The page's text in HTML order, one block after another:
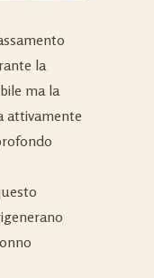
la
ma la
attivamente